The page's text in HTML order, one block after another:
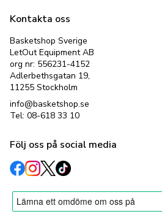
Kontakta oss
Basketshop Sverige
LetOut Equipment AB
org nr: 556231-4152
Adlerbethsgatan 19,
11255 Stockholm
info@basketshop.se
Tel: 08-618 33 10
Följ oss på social media